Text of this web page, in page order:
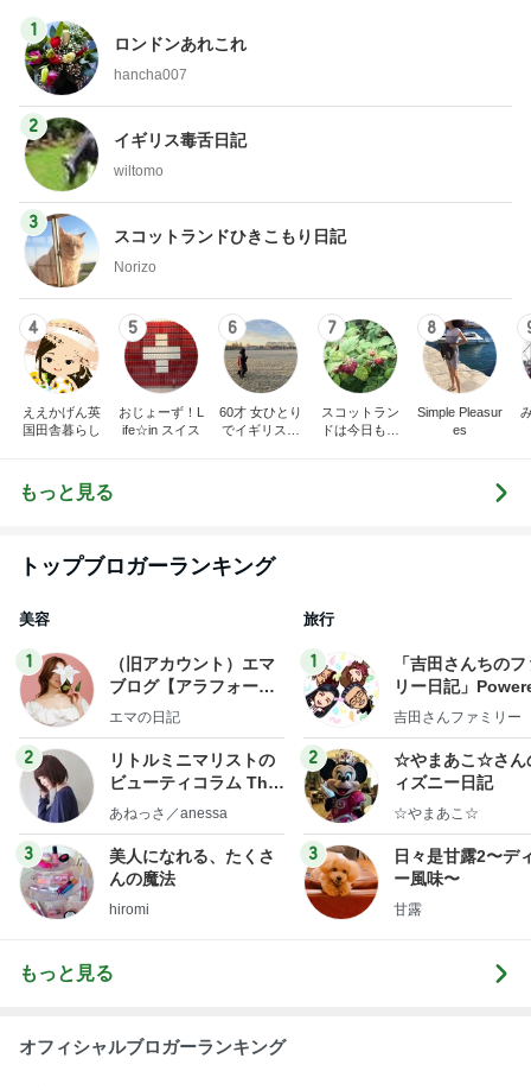
1
ロンドンあれこれ
hancha007
2
イギリス毒舌日記
wiltomo
3
スコットランドひきこもり日記
Norizo
4
ええかげん英
国田舎暮らし
5
おじょーず！L
ife☆in スイス
6
60才 女ひとり
でイギリスに
7
スコットラン
ドは今日も曇
8
Simple Pleasur
es
もっと見る
トップブロガーランキング
美容
1
（旧アカウント）エマ
ブログ【アラフォー会
社売却セカンドライ
エマの日記
2
リトルミニマリストの
ビューティコラム The
little minimalist's bea
あねっさ／anessa
3
美人になれる、たくさ
んの魔法
hiromi
旅行
1
「吉田さんちの
リー日記」
y Ameba 吉田さ
ログ
吉田さんファミリー
2
☆やまあこ☆さん
ィズニー日記
☆やまあこ☆
3
日々是甘露2〜デ
ー風味〜
甘露
もっと見る
オフィシャルブロガーランキング